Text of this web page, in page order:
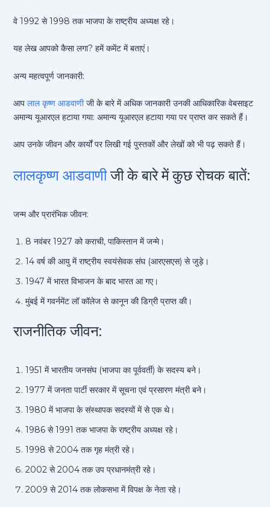
वे 1992 से 1998 तक भाजपा के राष्ट्रीय अध्यक्ष रहे।
यह लेख आपको कैसा लगा? हमें कमेंट में बताएं।
अन्य महत्वपूर्ण जानकारी:
आप लाल कृष्ण आडवाणीजी के बारे में अधिक जानकारी उनकी आधिकारिक वेबसाइट
अमान्य यूआरएल हटाया गया: अमान्य यूआरएल हटाया गया पर प्राप्त कर सकते हैं।
आप उनके जीवन और कार्यों पर लिखी गई पुस्तकों और लेखों को भी पढ़ सकते हैं।
लालकृष्ण आडवाणीजी के बारे में कुछ रोचक बातें:
जन्म और प्रारंभिक जीवन:
8 नवंबर 1927 को कराची, पाकिस्तान में जन्मे।
14 वर्ष की आयु में राष्ट्रीय स्वयंसेवक संघ (आरएसएस) से जुड़े।
1947 में भारत विभाजन के बाद भारत आ गए।
मुंबई में गवर्नमेंट लॉ कॉलेज से कानून की डिग्री प्राप्त की।
राजनीतिक जीवन:
1951 में भारतीय जनसंघ (भाजपा का पूर्ववर्ती) के सदस्य बने।
1977 में जनता पार्टी सरकार में सूचना एवं प्रसारण मंत्री बने।
1980 में भाजपा के संस्थापक सदस्यों में से एक थे।
1986 से 1991 तक भाजपा के राष्ट्रीय अध्यक्ष रहे।
1998 से 2004 तक गृह मंत्री रहे।
2002 से 2004 तक उप प्रधानमंत्री रहे।
2009 से 2014 तक लोकसभा में विपक्ष के नेता रहे।